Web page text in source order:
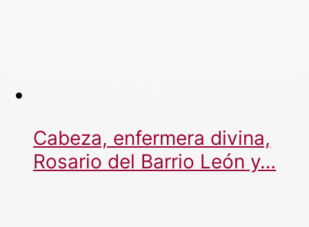
Cabeza, enfermera divina,
Rosario del Barrio León y…